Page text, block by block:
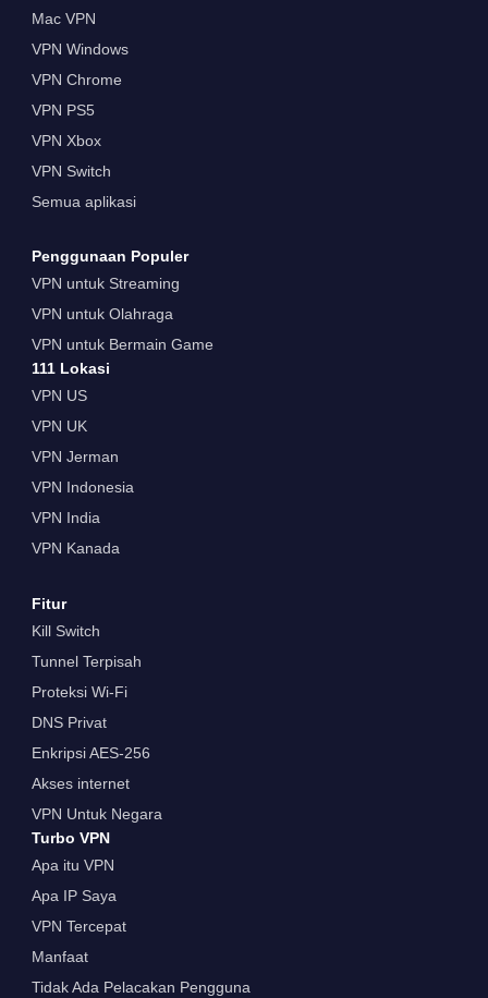
Mac VPN
VPN Windows
VPN Chrome
VPN PS5
VPN Xbox
VPN Switch
Semua aplikasi
Penggunaan Populer
VPN untuk Streaming
VPN untuk Olahraga
VPN untuk Bermain Game
111 Lokasi
VPN US
VPN UK
VPN Jerman
VPN Indonesia
VPN India
VPN Kanada
Fitur
Kill Switch
Tunnel Terpisah
Proteksi Wi-Fi
DNS Privat
Enkripsi AES-256
Akses internet
VPN Untuk Negara
Turbo VPN
Apa itu VPN
Apa IP Saya
VPN Tercepat
Manfaat
Tidak Ada Pelacakan Pengguna